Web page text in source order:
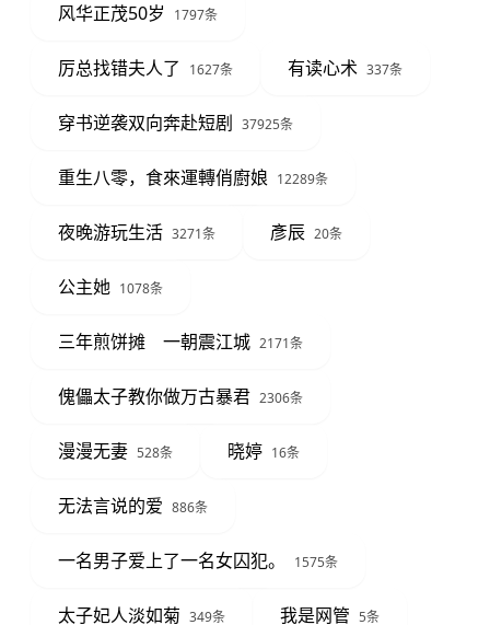
风华正茂50岁 1797条
厉总找错夫人了 1627条 有读心术 337条
穿书逆袭双向奔赴短剧 37925条
重生八零，食來運轉俏廚娘 12289条
夜晚游玩生活 3271条 彥辰 20条
公主她 1078条
三年煎饼摊 一朝震江城 2171条
傀儡太子教你做万古暴君 2306条
漫漫无妻 528条 晓婷 16条
无法言说的爱 886条
一名男子爱上了一名女囚犯。 1575条
太子妃人淡如菊 349条 我是网管 5条